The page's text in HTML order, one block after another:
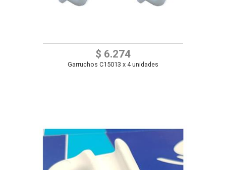
$ 6.274
Garruchos C15013 x 4 unidades